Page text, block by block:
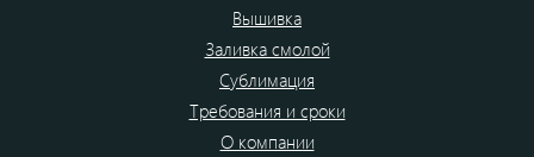
Вышивка
Заливка смолой
Сублимация
Требования и сроки
О компании